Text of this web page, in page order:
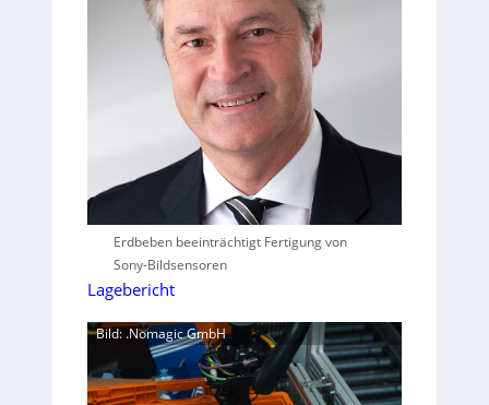
Erdbeben beeinträchtigt Fertigung von
Sony-Bildsensoren
Lagebericht
Bild: .Nomagic GmbH